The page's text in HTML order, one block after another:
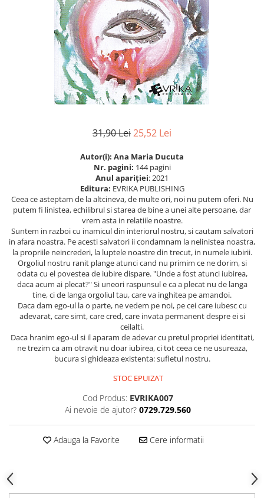
Gastronomie
Istorie/Critica
Manuale scolare/Cursuri
Politică/Geopolitică
Proză
Psihologie
Sociologie
Spiritualitate/Ezoterism
Sport
Stiinte/Educatie
Cărți
Evenimentul Istoric
Evenimentul istoric - editii
electronice
31,90 Lei25,52 Lei
Autor(i): Ana Maria Ducuta
Nr. pagini: 144 pagini
Anul apariţiei: 2021
Editura: EVRIKA PUBLISHING
Ceea ce asteptam de la altcineva, de multe ori, noi nu putem oferi. Nu
putem fi linistea, echilibrul si starea de bine a unei alte persoane, dar
vrem asta in relatiile noastre.
Suntem in razboi cu inamicul din interiorul nostru, si cautam salvatori
in afara noastra. Pe acesti salvatori ii condamnam la nelinistea noastra,
la propriile neincrederi, la luptele noastre din trecut, in numele iubirii.
Orgoliul nostru ranit plange atunci cand nu primim ce ne dorim, si
odata cu el povestea de iubire dispare. "Unde a fost atunci iubirea,
daca acum ai plecat?" Si uneori raspunsul e ca a plecat nu de langa
tine, ci de langa orgoliul tau, care va inghitea pe amandoi.
Daca dam ego-ul la o parte, ne vedem pe noi, pe cei care iubesc cu
adevarat, care simt, care cred, care invata permanent despre ei si
ceilalti.
Daca hranim ego-ul si il aparam de adevar cu pretul propriei identitati,
ne trezim ca am otravit nu doar iubirea, ci tot ceea ce ne usureaza,
bucura si ghideaza existenta: sufletul nostru.
STOC EPUIZAT
Cod Produs: EVRIKA007
Ai nevoie de ajutor? 0729.729.560
Adauga la Favorite Cere informatii